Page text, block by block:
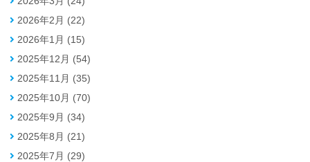
2026年2月 (22)
2026年1月 (15)
2025年12月 (54)
2025年11月 (35)
2025年10月 (70)
2025年9月 (34)
2025年8月 (21)
2025年7月 (29)